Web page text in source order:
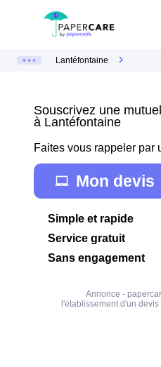
Lantéfontaine
Souscrivez une
à Lantéfontaine
Faites vous rappeler par
Mon devis
Simple et rapide
Service gratuit
Sans engagement
Annonce -
l'établissement d'un